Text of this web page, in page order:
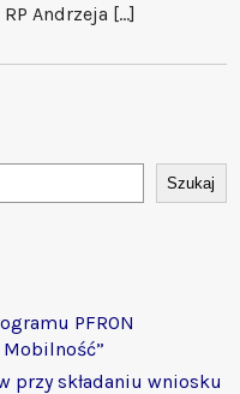
Andrzeja […]
Szukaj
PFRON
Mobilność”
przy składaniu wniosku